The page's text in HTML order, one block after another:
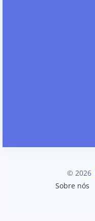
© 2026
Sobre nós